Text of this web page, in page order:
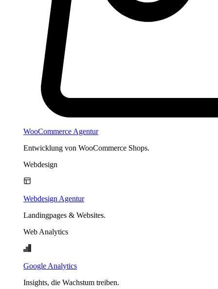
WooCommerce Agentur
Entwicklung von WooCommerce Shops.
Webdesign
Webdesign Agentur
Landingpages & Websites.
Web Analytics
Google Analytics
Insights, die Wachstum treiben.